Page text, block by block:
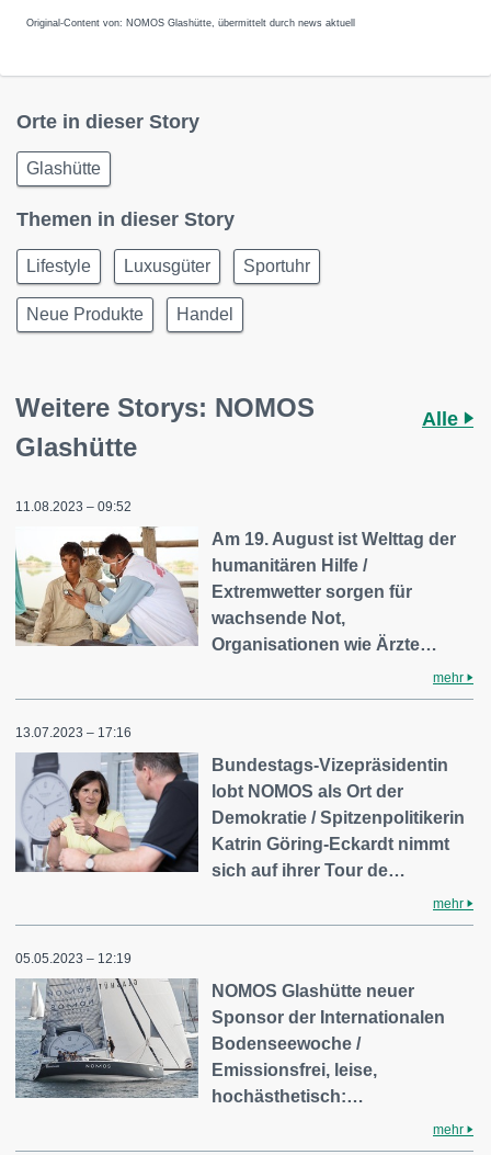
Original-Content von: NOMOS Glashütte, übermittelt durch news aktuell
Orte in dieser Story
Glashütte
Themen in dieser Story
Lifestyle Luxusgüter Sportuhr
Neue Produkte Handel
Weitere Storys: NOMOS
Glashütte
Alle
11.08.2023 – 09:52
Am 19. August ist Welttag der
humanitären Hilfe /
Extremwetter sorgen für
wachsende Not,
Organisationen wie Ärzte…
mehr
13.07.2023 – 17:16
Bundestags-Vizepräsidentin
lobt NOMOS als Ort der
Demokratie / Spitzenpolitikerin
Katrin Göring-Eckardt nimmt
sich auf ihrer Tour de…
mehr
05.05.2023 – 12:19
NOMOS Glashütte neuer
Sponsor der Internationalen
Bodenseewoche /
Emissionsfrei, leise,
hochästhetisch:…
mehr